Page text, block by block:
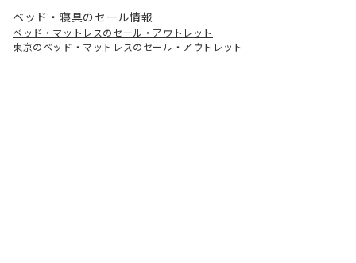
ベッド・寝具のセール情報
ベッド・マットレスのセール・アウトレット
東京のベッド・マットレスのセール・アウトレット